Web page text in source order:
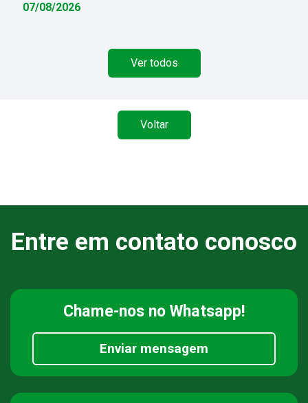
07/08/2026
Ver todos
Voltar
Entre em contato conosco
Chame-nos no Whatsapp!
Enviar mensagem